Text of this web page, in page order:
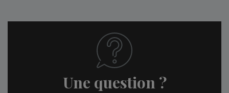
Une question ?